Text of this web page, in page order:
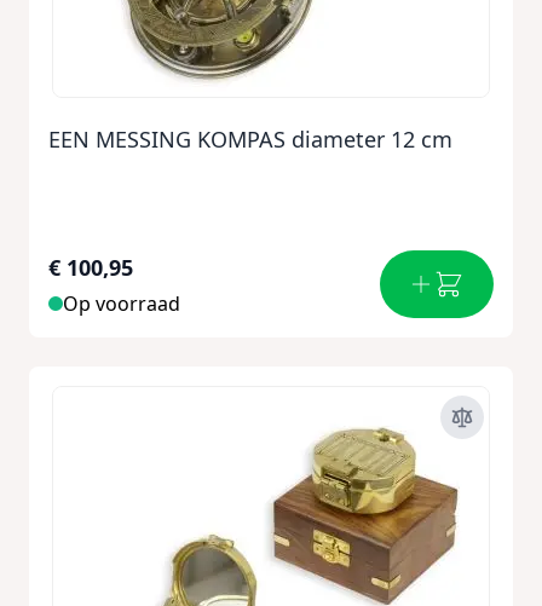
EEN MESSING KOMPAS diameter 12 cm
€ 100,95
Op voorraad